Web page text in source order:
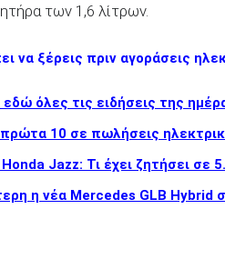
των 1,6 λίτρων.
να ξέρεις πριν αγοράσεις
όλες τις ειδήσεις της
πρώτα 10 σε πωλήσεις
Jazz: Τι έχει ζητήσει σε
η νέα Mercedes GLB Hybrid